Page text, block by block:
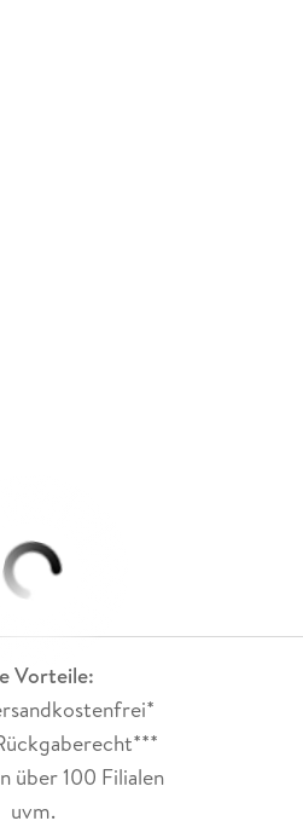
Vorteile:
über 100 Filialen
uvm.